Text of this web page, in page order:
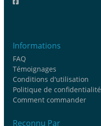
Informations
FAQ
Témoignages
Conditions d'utilisation
Politique de confidentialité
Comment commander
Reconnu Par